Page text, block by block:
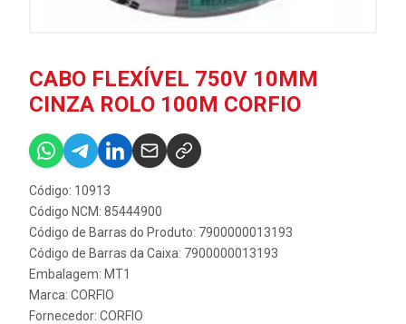
CABO FLEXÍVEL 750V 10MM
CINZA ROLO 100M CORFIO
Código: 10913
Código NCM: 85444900
Código de Barras do Produto: 7900000013193
Código de Barras da Caixa: 7900000013193
Embalagem: MT1
Marca: CORFIO
Fornecedor: CORFIO